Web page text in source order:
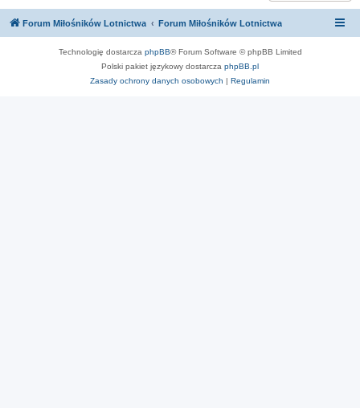
Forum Miłośników Lotnictwa Forum Miłośników Lotnictwa
Technologię dostarcza phpBB® Forum Software © phpBB Limited
Polski pakiet językowy dostarcza phpBB.pl
Zasady ochrony danych osobowych | Regulamin